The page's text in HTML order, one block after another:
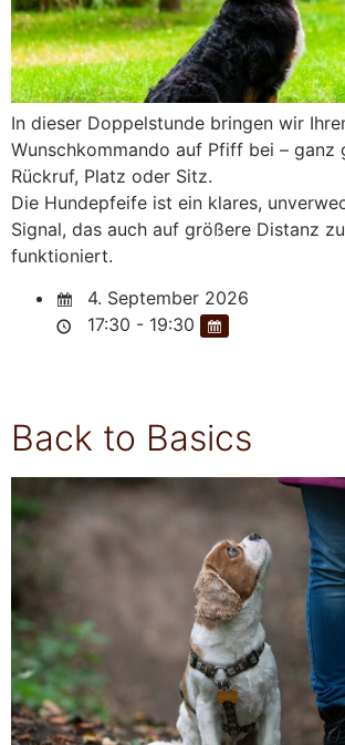
In dieser Doppelstunde bringen wir
Wunschkommando auf Pfiff bei – ganz
Rückruf, Platz oder Sitz.
Die Hundepfeife ist ein klares,
Signal, das auch auf größere Distanz
funktioniert.
4. September 2026
17:30 - 19:30
Back to Basics